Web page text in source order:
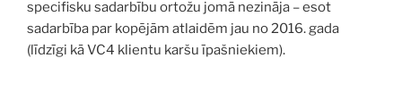
specifisku sadarbību ortožu jomā nezināja – esot
sadarbība par kopējām atlaidēm jau no 2016. gada
(līdzīgi kā VC4 klientu karšu īpašniekiem).